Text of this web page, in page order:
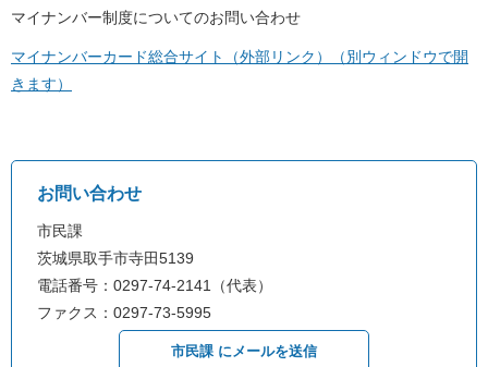
マイナンバー制度についてのお問い合わせ
マイナンバーカード総合サイト（外部リンク）（別ウィンドウで開
きます）
お問い合わせ
市民課
茨城県取手市寺田5139
電話番号：0297-74-2141（代表）
ファクス：0297-73-5995
市民課 にメールを送信